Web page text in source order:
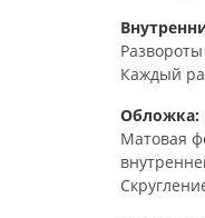
Каждый
Обложка:
Матовая